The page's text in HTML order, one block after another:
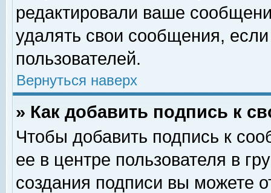
редактировали ваше
удалять свои сообщения,
пользователей.
Вернуться наверх
» Как добавить подпись к
Чтобы добавить подпись к
ее в центре пользователя в
создания подписи вы можете